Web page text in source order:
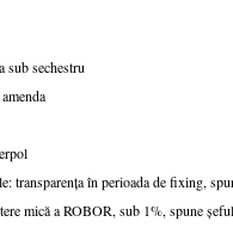
sub sechestru
transparența în perioada de fixing,
mică a ROBOR, sub 1%, spune